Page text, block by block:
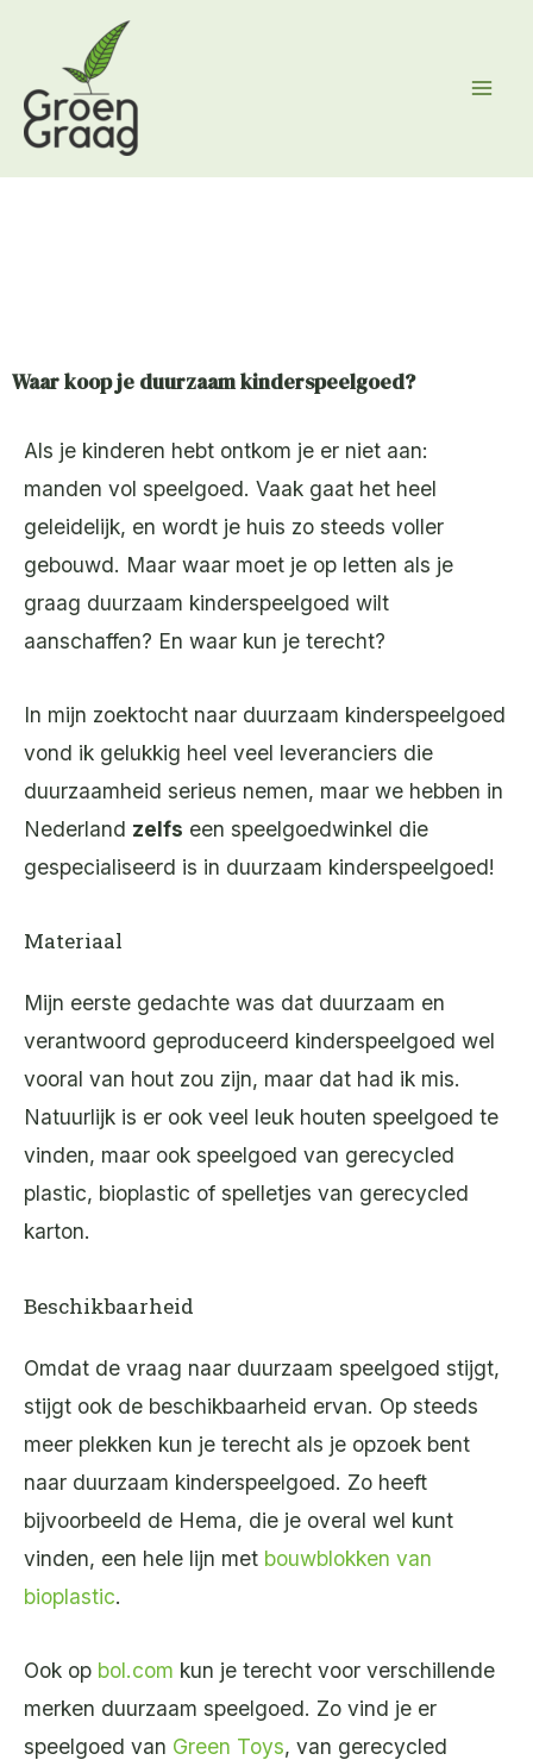
inhoud
Waar koop je duurzaam kinderspeelgoed?
Als je kinderen hebt ontkom je er niet aan:
manden vol speelgoed. Vaak gaat het heel
geleidelijk, en wordt je huis zo steeds voller
gebouwd. Maar waar moet je op letten als je
graag duurzaam kinderspeelgoed wilt
aanschaffen? En waar kun je terecht?
In mijn zoektocht naar duurzaam kinderspeelgoed
vond ik gelukkig heel veel leveranciers die
duurzaamheid serieus nemen, maar we hebben in
Nederland zelfs een speelgoedwinkel die
gespecialiseerd is in duurzaam kinderspeelgoed!
Materiaal
Mijn eerste gedachte was dat duurzaam en
verantwoord geproduceerd kinderspeelgoed wel
vooral van hout zou zijn, maar dat had ik mis.
Natuurlijk is er ook veel leuk houten speelgoed te
vinden, maar ook speelgoed van gerecycled
plastic, bioplastic of spelletjes van gerecycled
karton.
Beschikbaarheid
Omdat de vraag naar duurzaam speelgoed stijgt,
stijgt ook de beschikbaarheid ervan. Op steeds
meer plekken kun je terecht als je opzoek bent
naar duurzaam kinderspeelgoed. Zo heeft
bijvoorbeeld de Hema, die je overal wel kunt
vinden, een hele lijn met bouwblokken van
bioplastic.
Ook op bol.com kun je terecht voor verschillende
merken duurzaam speelgoed. Zo vind je er
speelgoed van Green Toys, van gerecycled